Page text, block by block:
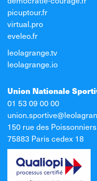
picuptour.fr
virtual.pro
eveleo.fr
leolagrange.tv
leolagrange.io
Union Nationale
01 53 09 00 00
150 rue des Poissonniers
75883 Paris cedex 18